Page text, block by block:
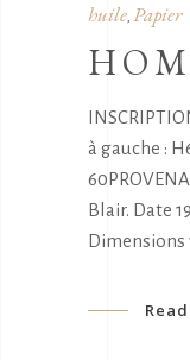
huile, Papier
à gauche :
Blair. Date
Dimensions